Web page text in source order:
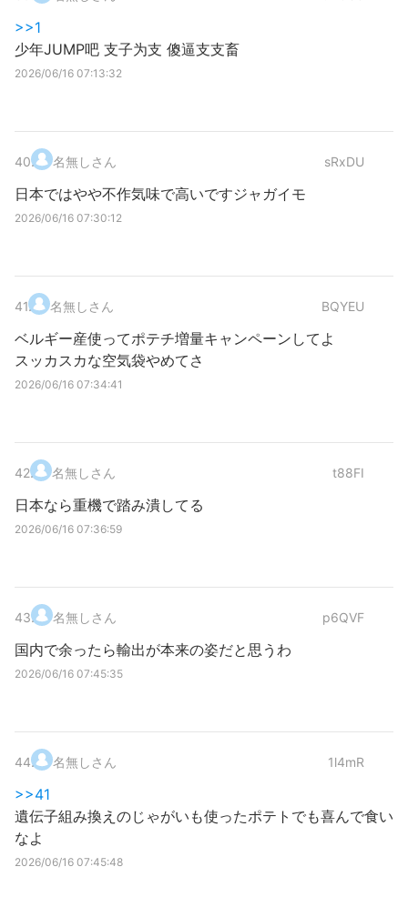
>>1
少年JUMP吧 支子为支 傻逼支支畜
2026/06/16 07:13:32
40. 名無しさん sRxDU
日本ではやや不作気味で高いですジャガイモ
2026/06/16 07:30:12
41. 名無しさん BQYEU
ベルギー産使ってポテチ増量キャンペーンしてよ
スッカスカな空気袋やめてさ
2026/06/16 07:34:41
42. 名無しさん t88FI
日本なら重機で踏み潰してる
2026/06/16 07:36:59
43. 名無しさん p6QVF
国内で余ったら輸出が本来の姿だと思うわ
2026/06/16 07:45:35
44. 名無しさん 1l4mR
>>41
遺伝子組み換えのじゃがいも使ったポテトでも喜んで食い
なよ
2026/06/16 07:45:48